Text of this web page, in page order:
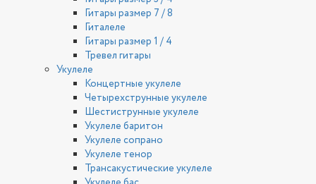
Гитары размер 7 / 8
Гиталеле
Гитары размер 1 / 4
Тревел гитары
Укулеле
Концертные укулеле
Четырехструнные укулеле
Шестиструнные укулеле
Укулеле баритон
Укулеле сопрано
Укулеле тенор
Трансакустические укулеле